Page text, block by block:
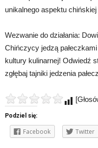
unikalnego aspektu chińskiej
Wezwanie do działania:
Chińczycy jedzą
kultury kulinarnej! Odwiedź
zgłębaj tajniki jedzenia
Podziel się:
Facebook Twitter